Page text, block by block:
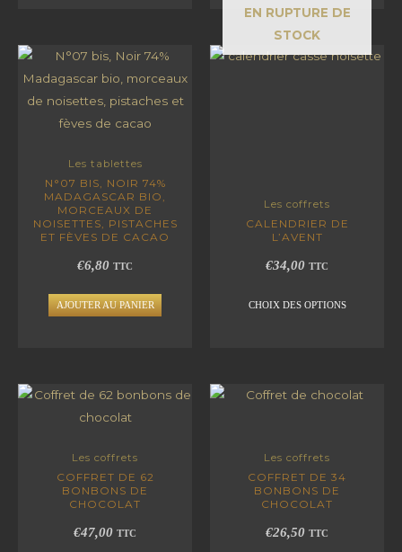
la
page
Les tablettes
N°07 BIS, NOIR 74%
MADAGASCAR BIO,
MORCEAUX DE
NOISETTES, PISTACHES
ET FÈVES DE CACAO
€6,80 TTC
AJOUTER AU PANIER
EN RUPTURE DE
STOCK
Les coffrets
CALENDRIER DE
L’AVENT
€34,00 TTC
CHOIX DES OPTIONS
Ce
peuvent
être
la
Les coffrets
COFFRET DE 62
BONBONS DE
CHOCOLAT
€47,00 TTC
Les coffrets
COFFRET DE 34
BONBONS DE
CHOCOLAT
€26,50 TTC
Ce
plusieurs
variations.
Les
options